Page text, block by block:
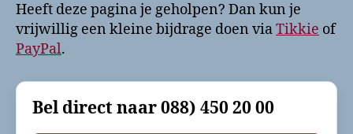
Heeft deze pagina je geholpen? Dan kun je
vrijwillig een kleine bijdrage doen viaTikkie of
PayPal.
Bel direct naar088) 450 20 00